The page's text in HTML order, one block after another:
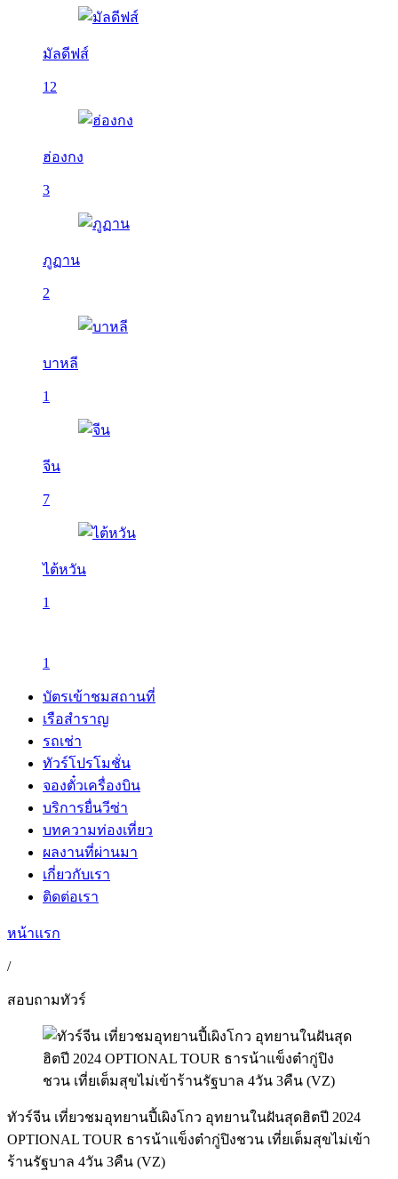
มัลดีฟส์
12
ฮ่องกง
3
ภูฏาน
2
บาหลี
1
จีน
7
ไต้หวัน
1
1
บัตรเข้าชมสถานที่
เรือสำราญ
รถเช่า
ทัวร์โปรโมชั่น
จองตั๋วเครื่องบิน
บริการยื่นวีซ่า
บทความท่องเที่ยว
ผลงานที่ผ่านมา
เกี่ยวกับเรา
ติดต่อเรา
หน้าแรก
/
สอบถามทัวร์
ทัวร์จีน เที่ยวชมอุทยานปี้เผิงโกว อุทยานในฝันสุดฮิตปี 2024
OPTIONAL TOUR ธารน้าแข็งต๋ากู่ปิงชวน เที่ยเต็มสุขไม่เข้า
ร้านรัฐบาล 4วัน 3คืน (VZ)